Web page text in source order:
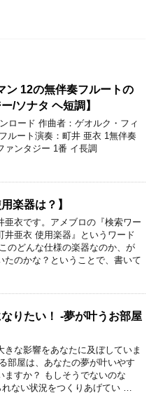
ン 12の無伴奏フルートの
/ソナタ ヘ短調】
ロード 作曲者：ゲオルク・フィ
ルート演奏：町井 亜衣 1無伴奏
ァンタジー 1番 イ長調
楽器は？】
亜衣です。アメブロの『検索ワー
井亜衣 使用楽器』というワード
のどんな仕様の楽器なのか、が
たのかな？ということで、書いて
りたい！ -夢が叶うお部屋
きな影響をあなたに及ぼしていま
部屋は、あなたの夢が叶いやす
ますか？ もしそうでないのな
ない状況をつくりあげてい …